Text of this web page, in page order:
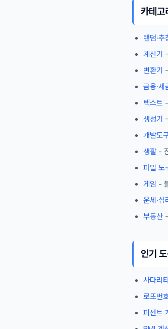
카테고
랜덤·추
계산기
변환기
금융·세
텍스트
생성기
개발도
생활 -
파일 도
게임 -
운세·심
부동산
인기
사다리
로또번
퍼센트